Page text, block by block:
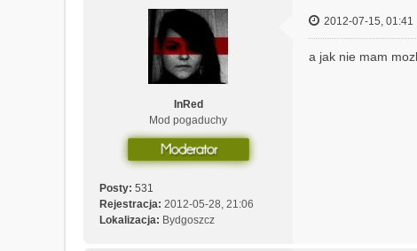
InRed
Mod pogaduchy
Posty: 531
Rejestracja: 2012-05-28, 21:06
Lokalizacja: Bydgoszcz
2012-07-15, 01:41
a jak nie mam